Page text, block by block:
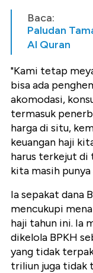
Baca:
Paludan
Al Quran
"Kami tetap
bisa ada
akomodasi,
termasuk
harga di situ,
keuangan haji
harus terkejut di
kita masih punya
Ia sepakat dana
mencukupi
haji tahun ini. Ia
dikelola BPKH
yang tidak
triliun juga tidak